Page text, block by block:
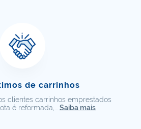
de carrinhos
clientes carrinhos emprestados
é reformada,...Saiba mais